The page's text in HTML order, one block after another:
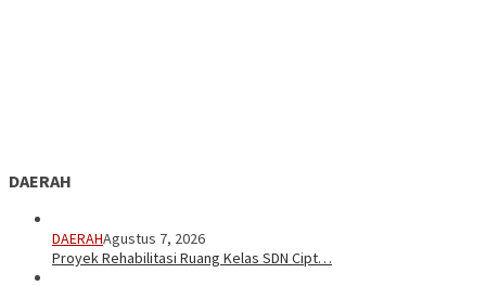
DAERAH
DAERAHAgustus 7, 2026
Proyek Rehabilitasi Ruang Kelas SDN Cipt…